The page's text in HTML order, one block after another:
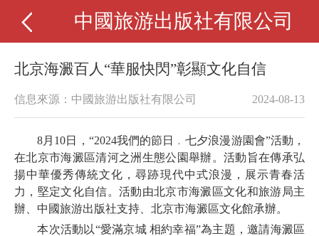
中國旅游出版社有限公司
北京海澱百人“華服快閃”彰顯文化自信
信息來源：中國旅游出版社有限公司 2024-08-13
8月10日，“2024我們的節日﹒七夕浪漫游園會”活動，
在北京市海澱區清河之洲生態公園舉辦。活動旨在傳承弘
揚中華優秀傳統文化，尋跡現代中式浪漫，展示青春活
力，堅定文化自信。活動由北京市海澱區文化和旅游局主
辦、中國旅游出版社支持、北京市海澱區文化館承辦。
本次活動以“愛滿京城 相約幸福”為主題，邀請海澱區